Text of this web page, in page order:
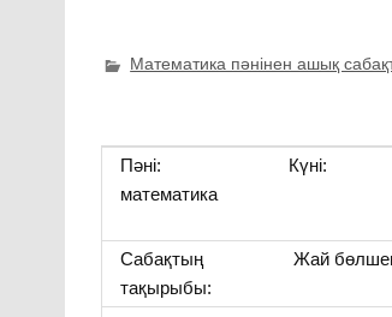
Математика пәнінен ашық
Пәні:
математика
Күні:
Сабақтың
тақырыбы:
Жай